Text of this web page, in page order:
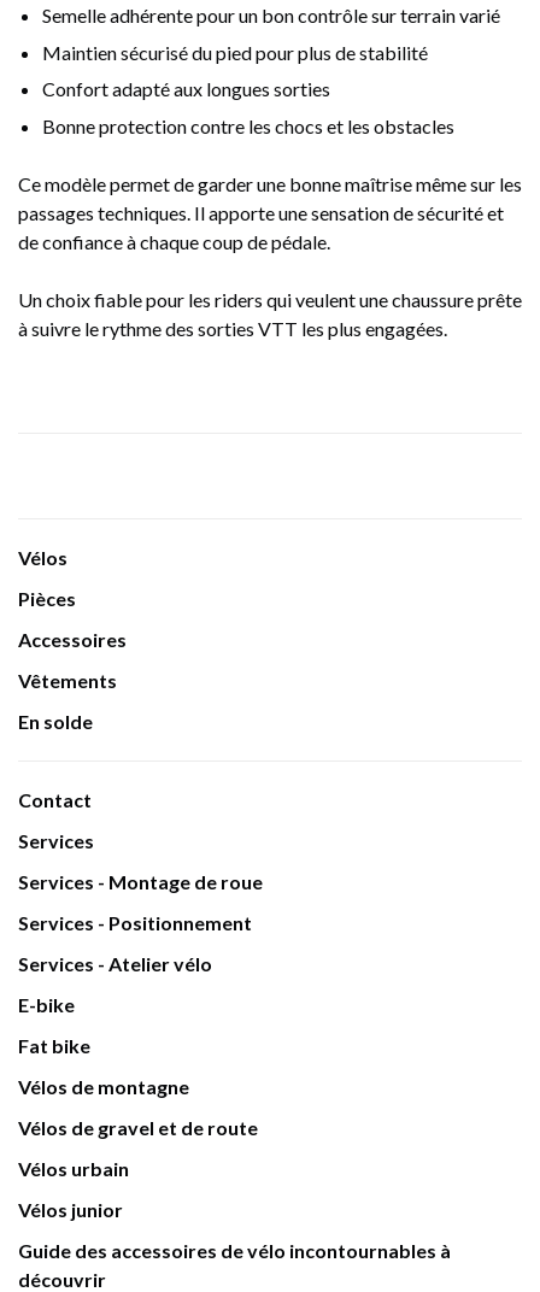
Semelle adhérente pour un bon contrôle sur terrain varié
Maintien sécurisé du pied pour plus de stabilité
Confort adapté aux longues sorties
Bonne protection contre les chocs et les obstacles
Ce modèle permet de garder une bonne maîtrise même sur les
passages techniques. Il apporte une sensation de sécurité et
de confiance à chaque coup de pédale.
Un choix fiable pour les riders qui veulent une chaussure prête
à suivre le rythme des sorties VTT les plus engagées.
Vélos
Pièces
Accessoires
Vêtements
En solde
Contact
Services
Services - Montage de roue
Services - Positionnement
Services - Atelier vélo
E-bike
Fat bike
Vélos de montagne
Vélos de gravel et de route
Vélos urbain
Vélos junior
Guide des accessoires de vélo incontournables à
découvrir